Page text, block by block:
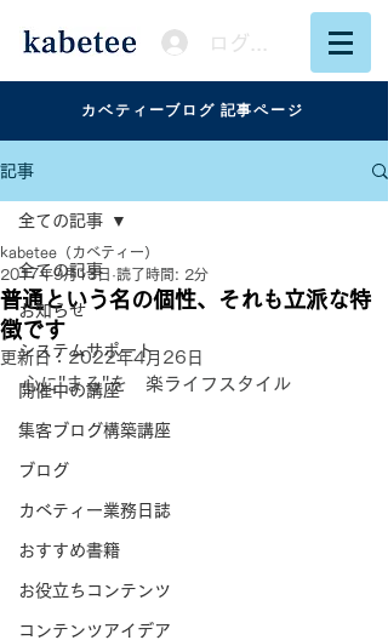
ログイン
カベティーブログ 記事ページ
記事
全ての記事
お知らせ
システムサポート
開催中の講座
集客ブログ構築講座
ブログ
カベティー業務日誌
おすすめ書籍
お役立ちコンテンツ
コンテンツアイデア
全ての記事
普通という名の個性、それも立派な特
徴です
kabetee（カベティー）
2017年9月13日 読了時間: 2分
更新日： 2022年4月26日
心に"まる"を　楽ライフスタイル